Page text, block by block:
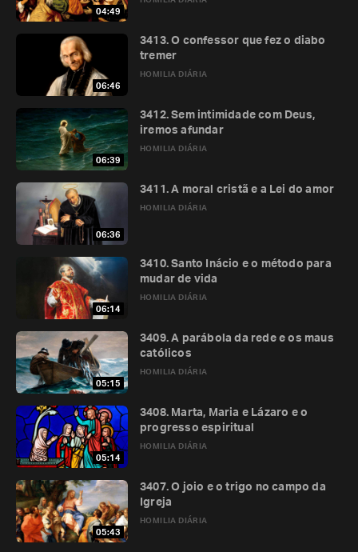
04:49
06:46
HOMILIA DIÁRIA
3413. O confessor que fez o diabo
tremer
06:39
HOMILIA DIÁRIA
3412. Sem intimidade com Deus,
iremos afundar
06:36
HOMILIA DIÁRIA
3411. A moral cristã e a Lei do amor
06:14
HOMILIA DIÁRIA
3410. Santo Inácio e o método para
mudar de vida
05:15
HOMILIA DIÁRIA
3409. A parábola da rede e os maus
católicos
05:14
HOMILIA DIÁRIA
3408. Marta, Maria e Lázaro e o
progresso espiritual
05:43
HOMILIA DIÁRIA
3407. O joio e o trigo no campo da
Igreja